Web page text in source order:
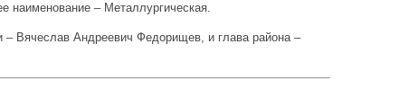
наименование – Металлургическая.
– Вячеслав Андреевич Федорищев, и глава района –